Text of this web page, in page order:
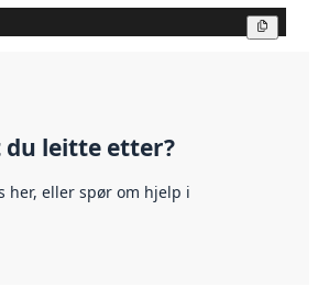
du leitte etter?
her, eller spør om hjelp i